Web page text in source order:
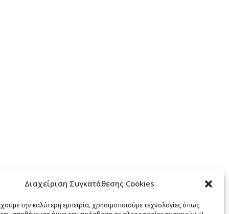
Διαχείριση Συγκατάθεσης Cookies
την καλύτερη εμπειρία, χρησιμοποιούμε τεχνολογίες όπως